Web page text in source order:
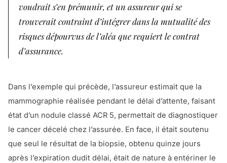
voudrait s’en prémunir, et un assureur qui se
trouverait contraint d’intégrer dans la mutualité des
risques dépourvus de l’aléa que requiert le contrat
d’assurance.
Dans l’exemple qui précède, l’assureur estimait que la
mammographie réalisée pendant le délai d’attente, faisant
état d’un nodule classé ACR 5, permettait de diagnostiquer
le cancer décelé chez l’assurée. En face, il était soutenu
que seul le résultat de la biopsie, obtenu quinze jours
après l’expiration dudit délai, était de nature à entériner le